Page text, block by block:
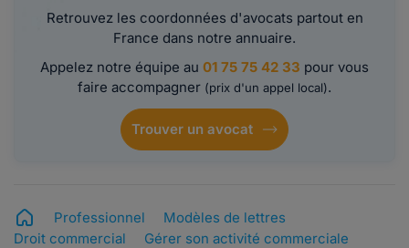
Retrouvez les coordonnées d'avocats partout en
France dans notre annuaire.
Appelez notre équipe au 01 75 75 42 33 pour vous
faire accompagner (prix d'un appel local).
Trouver un avocat
Professionnel
Modèles de lettres
Droit commercial
Gérer son activité commerciale